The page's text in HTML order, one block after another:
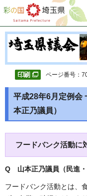
彩の国 埼玉県
ページ番号：
平成28年6月定例会
本正乃議員）
フードバンク活動に
Q 山本正乃議員（民進
フードバンク活動とは、